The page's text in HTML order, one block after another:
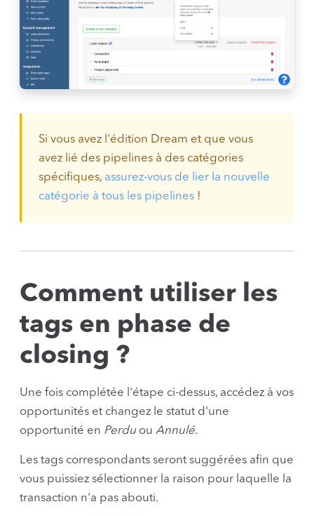
Si vous avez l'édition Dream et que vous
avez lié des pipelines à des catégories
spécifiques, assurez-vous de lier la nouvelle
catégorie à tous les pipelines !
Comment utiliser les
tags en phase de
closing ?
Une fois complétée l'étape ci-dessus, accédez à vos
opportunités et changez le statut d'une
opportunité en Perdu ou Annulé.
Les tags correspondants seront suggérées afin que
vous puissiez sélectionner la raison pour laquelle la
transaction n'a pas abouti.